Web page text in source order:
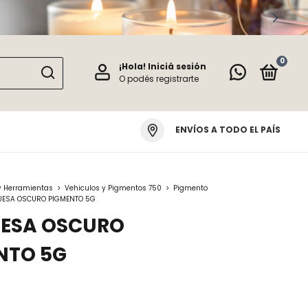
¡Hola! Iniciá sesión
O podés registrarte
0
ENVÍOS A TODO EL PAÍS
Herramientas > Vehiculos y Pigmentos 750 > Pigmento
OSCURO PIGMENTO 5G
OSCURO
5G